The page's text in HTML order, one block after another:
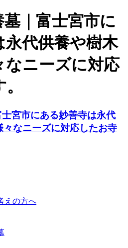
｜富士宮市に
永代供養や樹木
なニーズに対応
えの方へ